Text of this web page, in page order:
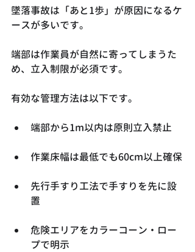
墜落事故は「あと1歩」が原因になるケ
ースが多いです。
端部は作業員が自然に寄ってしまうた
め、立入制限が必須です。
有効な管理方法は以下です。
端部から1m以内は原則立入禁止
作業床幅は最低でも60cm以上確保
先行手すり工法で手すりを先に設
置
危険エリアをカラーコーン・ロー
プで明示